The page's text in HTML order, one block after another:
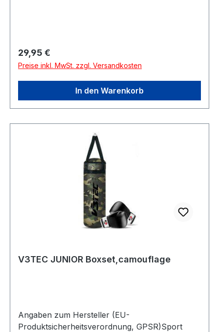
Regulärer Preis:
29,95 €
Preise inkl. MwSt. zzgl. Versandkosten
In den Warenkorb
V3TEC JUNIOR Boxset,camouflage
Angaben zum Hersteller (EU-
Produktsicherheitsverordnung, GPSR)Sport